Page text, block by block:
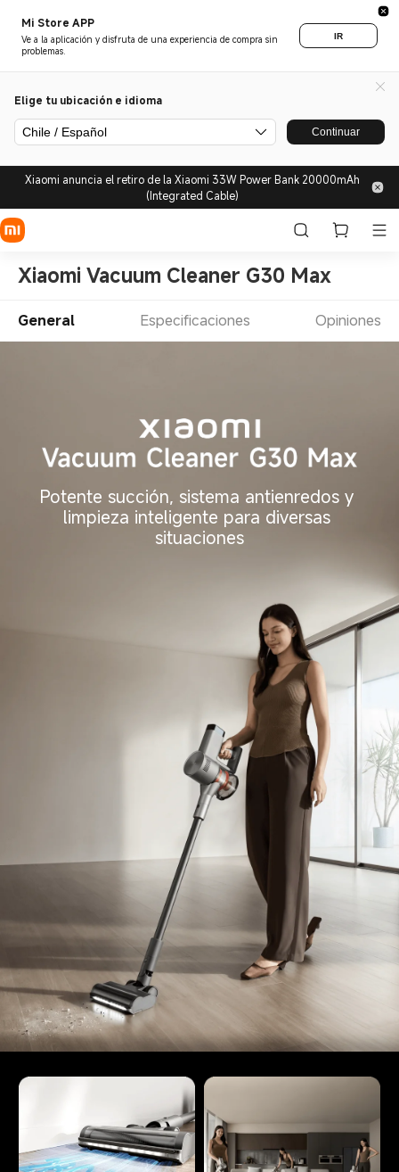
Mi Store APP
Ve a la aplicación y disfruta de una experiencia de compra sin
problemas.
IR
Elige tu ubicación e idioma
Chile / Español Continuar
Xiaomi anuncia el retiro de la Xiaomi 33W Power Bank 20000mAh
(Integrated Cable)
Xiaomi Vacuum Cleaner G30 Max
General Especificaciones Opiniones
Potente succión, sistema antienredos y
limpieza inteligente para diversas
situaciones